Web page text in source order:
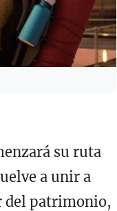
su ruta
a unir a
del patrimonio,